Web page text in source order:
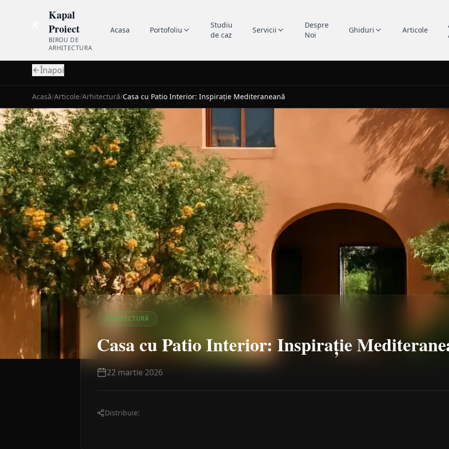
Kapal
Proiect
BIROU DE
ARHITECTURA
Acasa Portofoliu
Studiu
de caz
Servicii
Despre
Noi
Ghiduri Articole
Înapoi
Acasă/Articole/Arhitectură/Casa cu Patio Interior: Inspirație Mediteraneană
ARHITECTURĂ
Casa cu Patio Interior: Inspirație
22 martie 2026
Distribuie: